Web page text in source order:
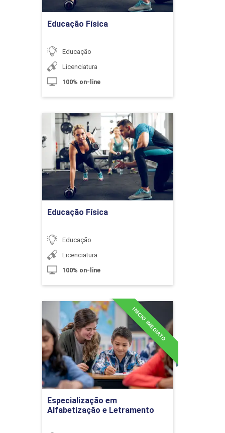
Elaboração de Material Didático
10h
O Papel do Docente
Identidade Sociocultural
no Ensino de Geografia
10h
Educação Física
Educação
Licenciatura
100% on-line
Educação Física
Educação
Licenciatura
100% on-line
Educação Física
Detalhes do curso
Ir para Inscrição
Especialização em
Alfabetização e Letramento
INÍCIO IMEDIATO
Especialização em
Alfabetização e
Letramento
Detalhes do curso